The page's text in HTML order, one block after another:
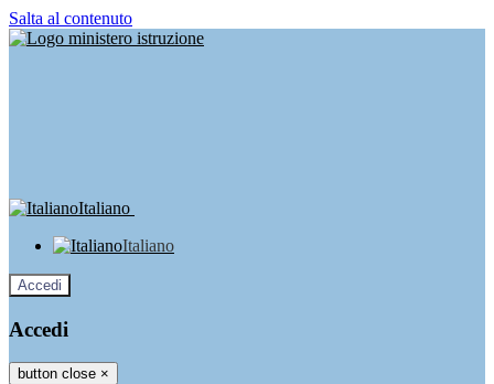
Salta al contenuto
Italiano
Italiano
Accedi
Accedi
button close ×